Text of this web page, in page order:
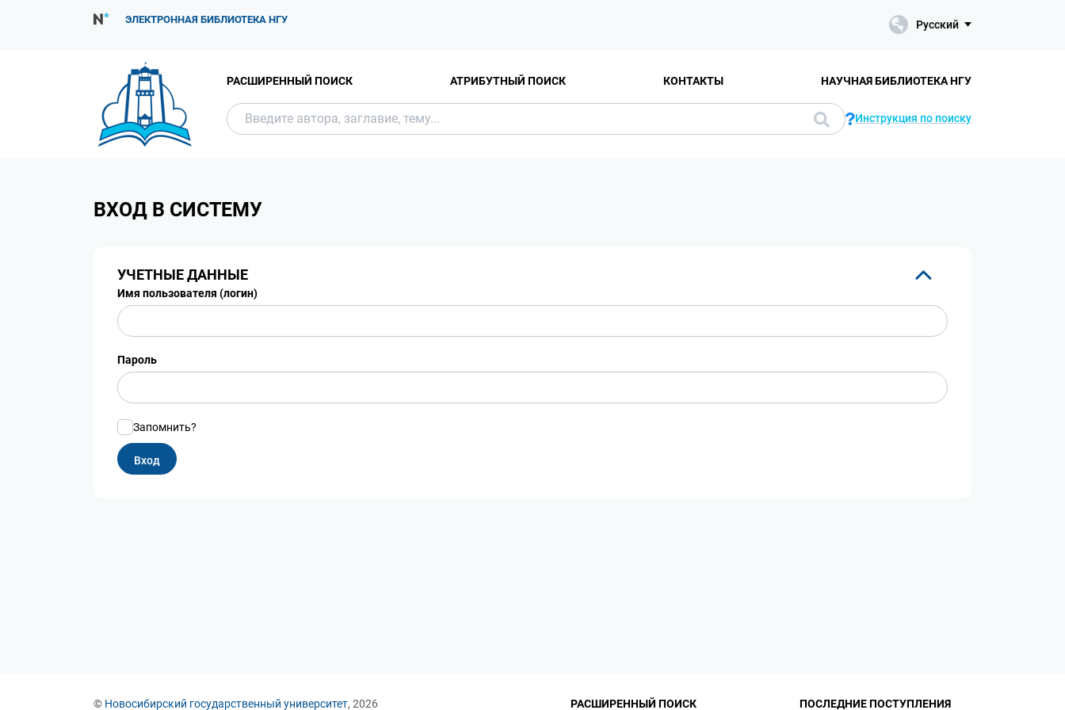
ЭЛЕКТРОННАЯ БИБЛИОТЕКА НГУ Русский
РАСШИРЕННЫЙ ПОИСК АТРИБУТНЫЙ ПОИСК КОНТАКТЫ НАУЧНАЯ БИБЛИОТЕКА НГУ
Инструкция по поиску
ВХОД В СИСТЕМУ
УЧЕТНЫЕ ДАННЫЕ
Имя пользователя (логин)
Пароль
Запомнить?
© Новосибирский государственный университет, 2026 РАСШИРЕННЫЙ ПОИСК ПОСЛЕДНИЕ ПОСТУПЛЕНИЯ